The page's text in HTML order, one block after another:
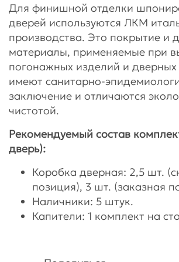
Для финишной отделки
дверей используются ЛКМ
производства. Это покрытие и
материалы, применяемые при
погонажных изделий и дверных
имеют санитарно-
заключение и отличаются
чистотой.
Рекомендуемый состав
дверь):
Коробка дверная: 2,5 шт.
позиция), 3 шт. (заказная
Наличники: 5 штук.
Капители: 1 комплект на